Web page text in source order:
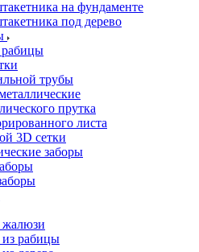
на фундаменте
под дерево
рабицы
трубы
прутка
листа
3D сетки
заборы
жалюзи
из рабицы